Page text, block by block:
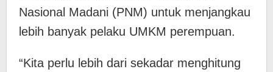
Nasional Madani (PNM) untuk menjangkau
lebih banyak pelaku UMKM perempuan.
“Kita perlu lebih dari sekadar menghitung